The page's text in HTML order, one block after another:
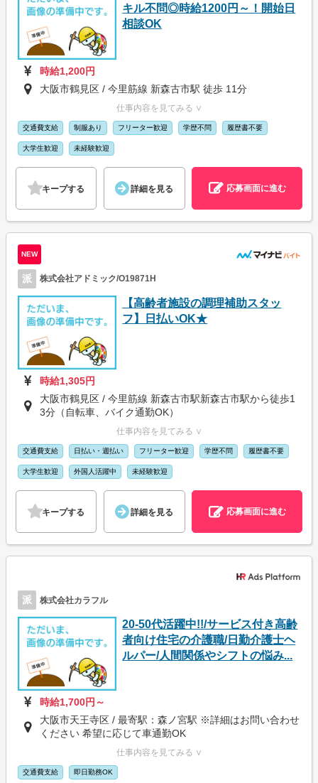
キル不問◎時給1200円～！開始日
相談OK
時給1,200円
大阪市鶴見区 / 今里筋線 新森古市駅 徒歩 11分
仕事内容を見てみる ∨
交通費支給 制服あり フリーター歓迎 学歴不問 履歴書不要
大学生歓迎 未経験歓迎
キープする 詳細を見る 応募画面に進む
NEW
派 株式会社アドミック/O19871H
【高齢者施設の調理補助スタッ
フ】日払いOK★
時給1,305円
大阪市鶴見区 / 今里筋線 新森古市駅新森古市駅から徒歩1
3分（自転車、バイク通勤OK）
仕事内容を見てみる ∨
交通費支給 日払い・週払い フリーター歓迎 学歴不問 履歴書不要
大学生歓迎 外国人活躍中 未経験歓迎
キープする 詳細を見る 応募画面に進む
派 株式会社カラフル
20-50代活躍中!!/サービス付き高齢
者向け住宅の介護職/日勤介護士ヘ
ルパー/人間関係やシフトの悩み...
時給1,700円～
大阪市天王寺区 / 最寄駅：森ノ宮駅 ※詳細はお問い合わせ
ください 希望に応じて車通勤OK
仕事内容を見てみる ∨
交通費支給 即日勤務OK